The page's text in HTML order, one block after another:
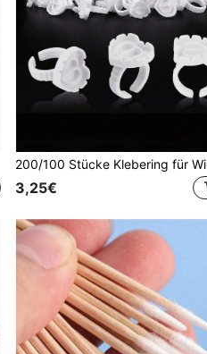
3,25€